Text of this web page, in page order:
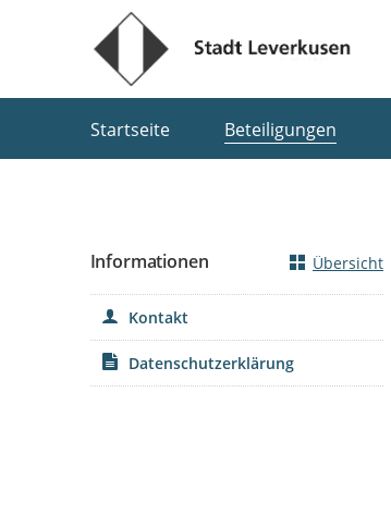
Startseite Beteiligungen
Informationen Übersicht
Kontakt
Datenschutzerklärung